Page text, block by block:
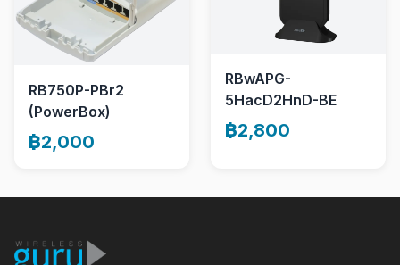
RB750P-PBr2
(PowerBox)
฿2,000
RBwAPG-
5HacD2HnD-BE
฿2,800